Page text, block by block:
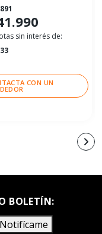
sin interés de:
CON UN
BOLETÍN:
Notifícame